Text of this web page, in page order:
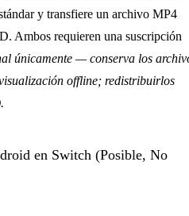
y transfiere un archivo MP4
Ambos requieren una suscripción
únicamente — conserva los
offline; redistribuirlos
en Switch (Posible, No